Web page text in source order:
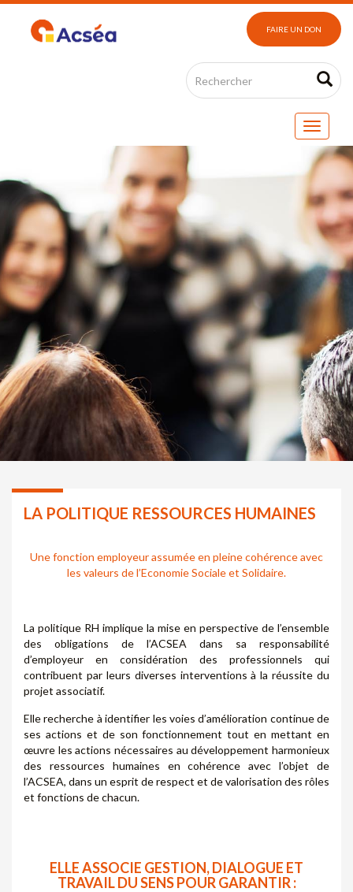
FAIRE UN DON
LA POLITIQUE RESSOURCES HUMAINES
Une fonction employeur assumée en pleine cohérence avec
les valeurs de l’Economie Sociale et Solidaire.
La politique RH implique la mise en perspective de l’ensemble
des obligations de l’ACSEA dans sa responsabilité
d’employeur en considération des professionnels qui
contribuent par leurs diverses interventions à la réussite du
projet associatif.
Elle recherche à identifier les voies d’amélioration continue de
ses actions et de son fonctionnement tout en mettant en
œuvre les actions nécessaires au développement harmonieux
des ressources humaines en cohérence avec l’objet de
l’ACSEA, dans un esprit de respect et de valorisation des rôles
et fonctions de chacun.
ELLE ASSOCIE GESTION, DIALOGUE ET
TRAVAIL DU SENS POUR GARANTIR :